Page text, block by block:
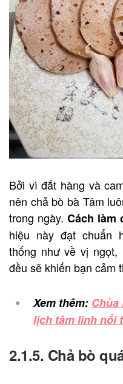
Bởi vì đắt hàng và
nên chả bò bà Tâm
trong ngày. Cách làm
hiệu này đạt chuẩn
thống như về vị
đều sẽ khiến bạn cảm
Xem thêm:
lịch tâm linh nổi
2.1.5. Chả bò